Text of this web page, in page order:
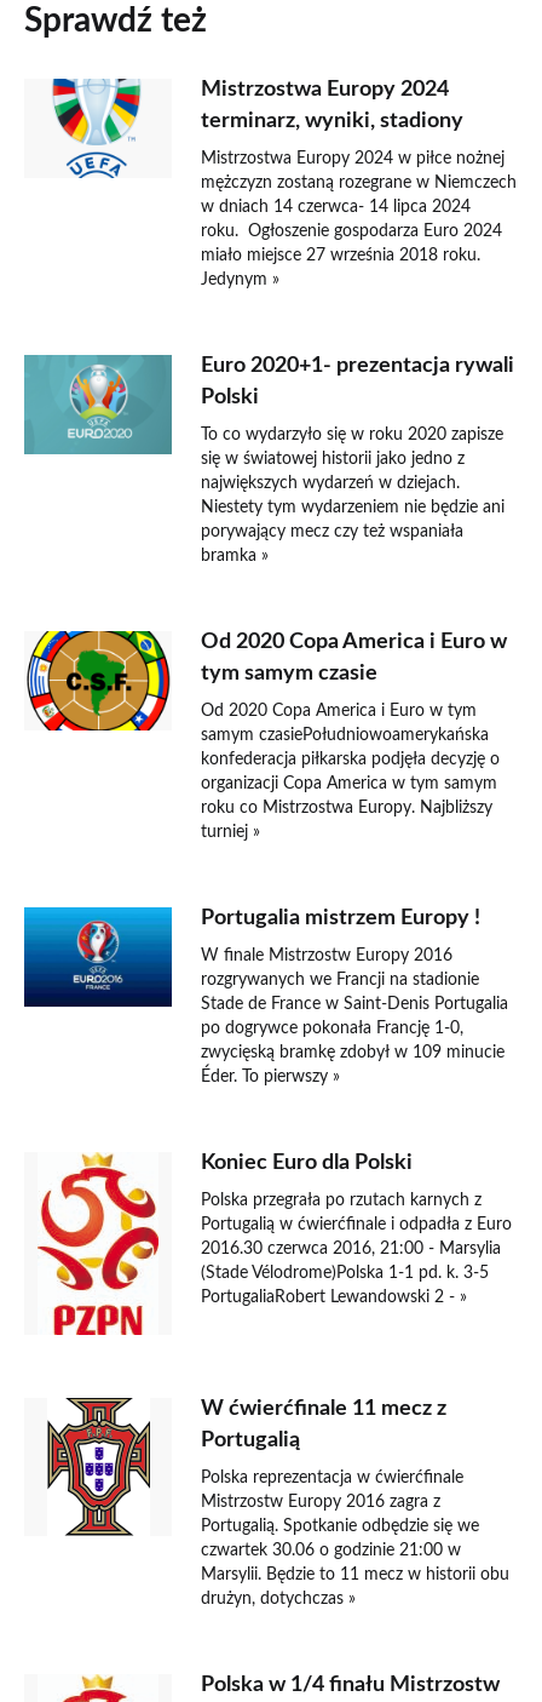
Sprawdź też
Mistrzostwa Europy 2024
terminarz, wyniki, stadiony
Mistrzostwa Europy 2024 w piłce nożnej
mężczyzn zostaną rozegrane w Niemczech
w dniach 14 czerwca- 14 lipca 2024
roku. Ogłoszenie gospodarza Euro 2024
miało miejsce 27 września 2018 roku.
Jedynym »
Euro 2020+1- prezentacja rywali
Polski
To co wydarzyło się w roku 2020 zapisze
się w światowej historii jako jedno z
największych wydarzeń w dziejach.
Niestety tym wydarzeniem nie będzie ani
porywający mecz czy też wspaniała
bramka »
Od 2020 Copa America i Euro w
tym samym czasie
Od 2020 Copa America i Euro w tym
samym czasiePołudniowoamerykańska
konfederacja piłkarska podjęła decyzję o
organizacji Copa America w tym samym
roku co Mistrzostwa Europy. Najbliższy
turniej »
Portugalia mistrzem Europy !
W finale Mistrzostw Europy 2016
rozgrywanych we Francji na stadionie
Stade de France w Saint-Denis Portugalia
po dogrywce pokonała Francję 1-0,
zwycięską bramkę zdobył w 109 minucie
Éder. To pierwszy »
Koniec Euro dla Polski
Polska przegrała po rzutach karnych z
Portugalią w ćwierćfinale i odpadła z Euro
2016.30 czerwca 2016, 21:00 - Marsylia
(Stade Vélodrome)Polska 1-1 pd. k. 3-5
PortugaliaRobert Lewandowski 2 - »
W ćwierćfinale 11 mecz z
Portugalią
Polska reprezentacja w ćwierćfinale
Mistrzostw Europy 2016 zagra z
Portugalią. Spotkanie odbędzie się we
czwartek 30.06 o godzinie 21:00 w
Marsylii. Będzie to 11 mecz w historii obu
drużyn, dotychczas »
Polska w 1/4 finału Mistrzostw